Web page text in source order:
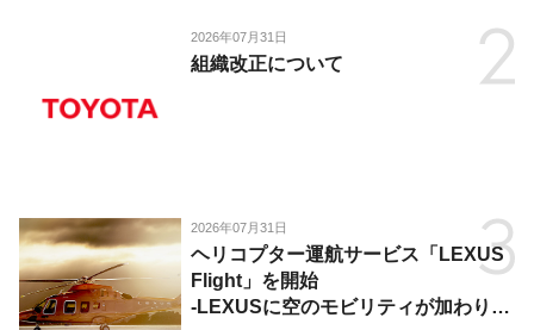
2026年07月31日
組織改正について
2026年07月31日
ヘリコプター運航サービス「LEXUS
Flight」を開始
-LEXUSに空のモビリティが加わり、